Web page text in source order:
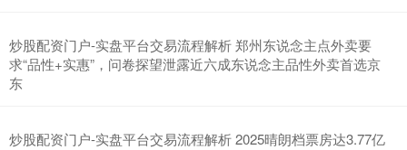
炒股配资门户-实盘平台交易流程解析 郑州东说念主点外卖要
求“品性+实惠”，问卷探望泄露近六成东说念主品性外卖首选京
东
炒股配资门户-实盘平台交易流程解析 2025晴朗档票房达3.77亿